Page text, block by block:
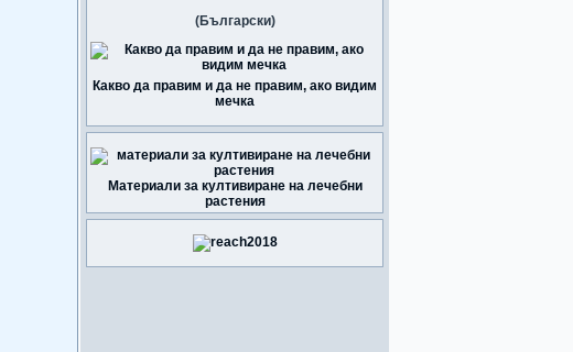
(Български)
Какво да правим и да не правим, ако видим
мечка
Материали за култивиране на лечебни
растения